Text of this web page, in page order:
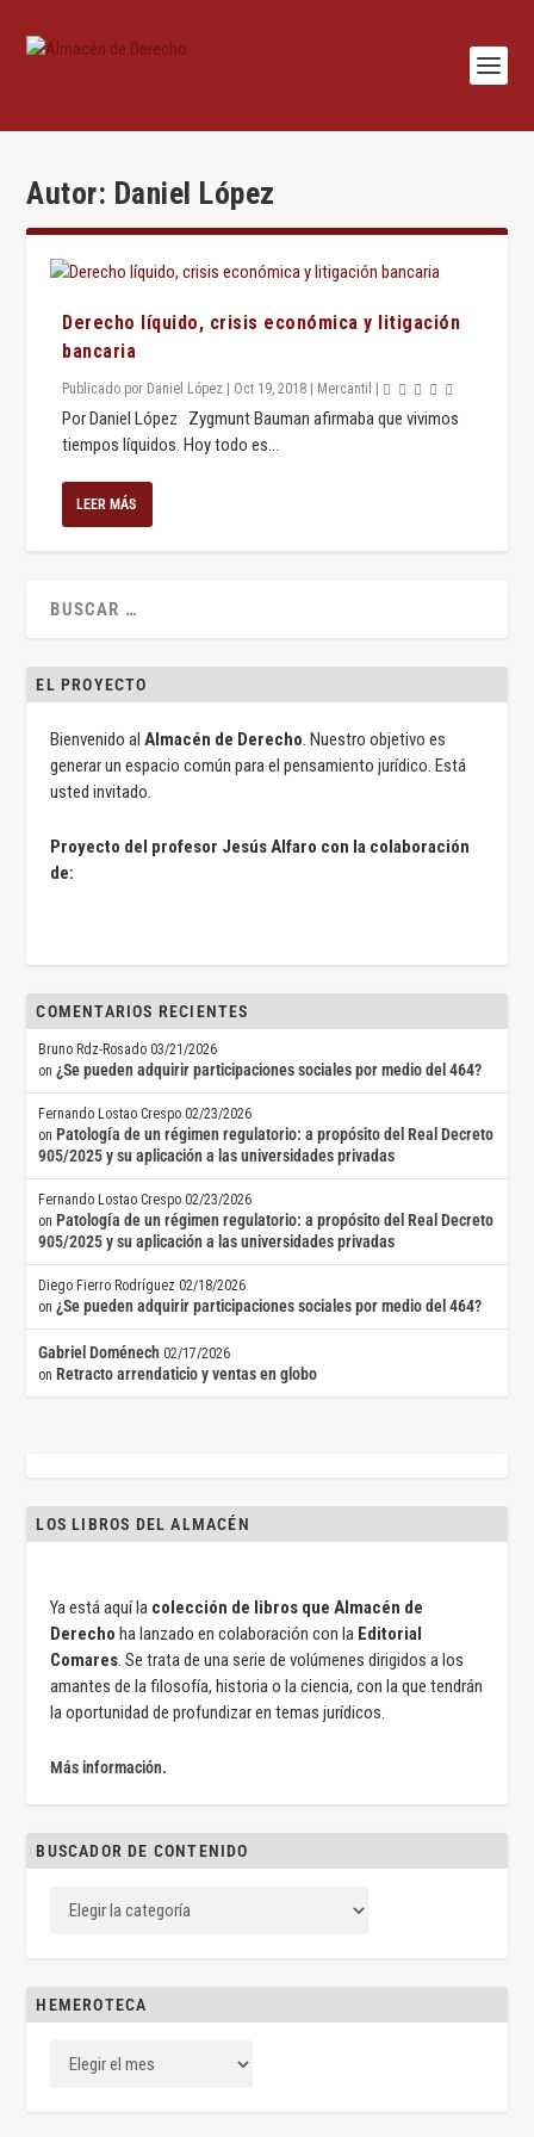
Autor: Daniel López
Derecho líquido, crisis económica y litigación
bancaria
Publicado por Daniel López Oct 19, 2018 Mercantil
Por Daniel López Zygmunt Bauman afirmaba que vivimos
tiempos líquidos. Hoy todo es...
LEER MÁS
EL PROYECTO
Bienvenido alAlmacén de Derecho. Nuestro objetivo es
generar un espacio común para el pensamiento jurídico. Está
usted invitado.
Proyecto del profesor Jesús Alfaro con la colaboración
de:
COMENTARIOS RECIENTES
Bruno Rdz-Rosado 03/21/2026
on¿Se pueden adquirir participaciones sociales por medio del 464?
Fernando Lostao Crespo 02/23/2026
on Patología de un régimen regulatorio: a propósito del Real Decreto
905/2025 y su aplicación a las universidades privadas
Fernando Lostao Crespo 02/23/2026
on Patología de un régimen regulatorio: a propósito del Real Decreto
905/2025 y su aplicación a las universidades privadas
Diego Fierro Rodríguez 02/18/2026
on¿Se pueden adquirir participaciones sociales por medio del 464?
Gabriel Doménech 02/17/2026
on Retracto arrendaticio y ventas en globo
LOS LIBROS DEL ALMACÉN
Ya está aquí la colección de libros que Almacén de
Derecho ha lanzado en colaboración con la Editorial
Comares. Se trata de una serie de volúmenes dirigidos a los
amantes de la filosofía, historia o la ciencia, con la que tendrán
la oportunidad de profundizar en temas jurídicos.
Más información.
BUSCADOR DE CONTENIDO
HEMEROTECA